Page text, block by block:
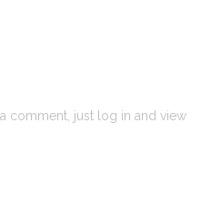
comment, just log in and view